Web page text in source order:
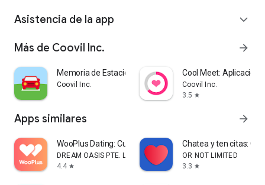
Asistencia de la app expand_more
Más de Coovil Inc. arrow_forward
Memoria de Estacionamiento
Coovil Inc.
Cool Meet: Aplicación
Coovil Inc.
3.5 star
Apps similares arrow_forward
WooPlus Dating: Curvy Singles
DREAM OASIS PTE. LTD.
4.4 star
Chatea y ten citas:
OR NOT LIMITED
3.3 star